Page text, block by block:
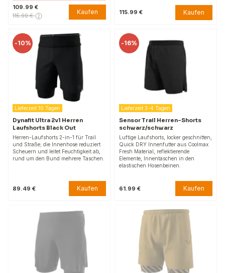
109.99 €
115.99 € Kaufen 115.99 € Kaufen
-10%
Lieferzeit 10 Tagen
Dynafit Ultra 2v1 Herren
Laufshorts Black Out
Herren-Laufshorts 2-in-1 für Trail
und Straße; die Innenhose reduziert
Scheuern und leitet Feuchtigkeit ab,
rund um den Bund mehrere Taschen.
89.49 € Kaufen
-16%
Lieferzeit 3-4 Tagen
Sensor Trail Herren-Shorts
schwarz/schwarz
Luftige Laufshorts, locker geschnitten,
Quick DRY Innenfutter aus Coolmax
Fresh Material, reflektierende
Elemente, Innentaschen in den
elastischen Hosenbeinen.
61.99 € Kaufen